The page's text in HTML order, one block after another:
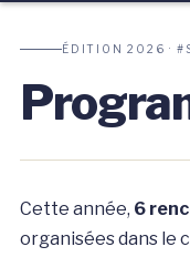
ÉDITION 2026 ·
Cette année, 6
organisées dans le